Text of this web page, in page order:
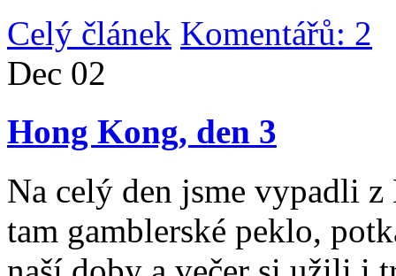
Celý článek Komentářů: 2
Dec 02
Hong Kong, den 3
Na celý den jsme vypadli
tam gamblerské peklo,